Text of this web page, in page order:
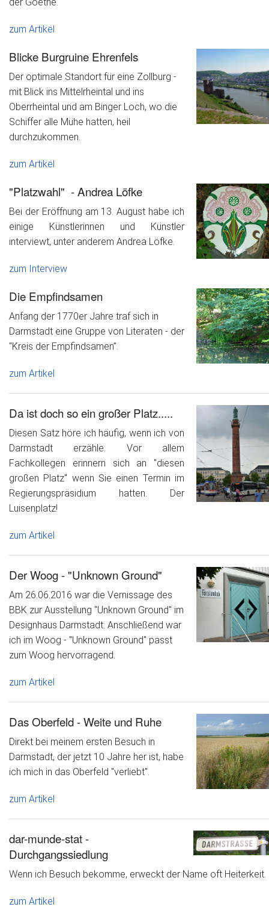
der Goethe.
zum Artikel
Blicke Burgruine Ehrenfels
Der optimale Standort für eine Zollburg -
mit Blick ins Mittelrheintal und ins
Oberrheintal und am Binger Loch, wo die
Schiffer alle Mühe hatten, heil
durchzukommen.
zum Artikel
"Platzwahl" - Andrea Löfke
Bei der Eröffnung am 13. August habe ich
einige Künstlerinnen und Künstler
interviewt, unter anderem Andrea Löfke.
zum Interview
Die Empfindsamen
Anfang der 1770er Jahre traf sich in
Darmstadt eine Gruppe von Literaten - der
"Kreis der Empfindsamen".
zum Artikel
Da ist doch so ein großer Platz.....
Diesen Satz höre ich häufig, wenn ich von
Darmstadt erzähle. Vor allem
Fachkollegen erinnern sich an "diesen
großen Platz" wenn Sie einen Termin im
Regierungspräsidium hatten. Der
Luisenplatz!
zum Artikel
Der Woog - "Unknown Ground"
Am 26.06.2016 war die Vernissage des
BBK zur Ausstellung "Unknown Ground" im
Designhaus Darmstadt. Anschließend war
ich im Woog - "Unknown Ground" passt
zum Woog hervorragend.
zum Artikel
Das Oberfeld - Weite und Ruhe
Direkt bei meinem ersten Besuch in
Darmstadt, der jetzt 10 Jahre her ist, habe
ich mich in das Oberfeld "verliebt".
zum Artikel
dar-munde-stat -
Durchgangssiedlung
Wenn ich Besuch bekomme, erweckt der Name oft Heiterkeit.
zum Artikel